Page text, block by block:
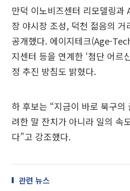
만덕 이노비즈센터 리모델링과
장 야시장 조성, 덕천 젊음의 거
공개했다. 에이지테크(Age-
지센터 등을 연계한 ‘첨단 어르
정 추진 방침도 밝혔다.
하 후보는 “지금이 바로 북구의
려한 말 잔치가 아니라 일의 속
다”고 강조했다.
관련 뉴스